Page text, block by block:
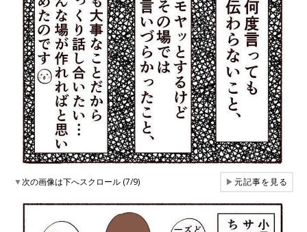
▼次の画像は下へスクロール (7/9) ▶元記事を見る